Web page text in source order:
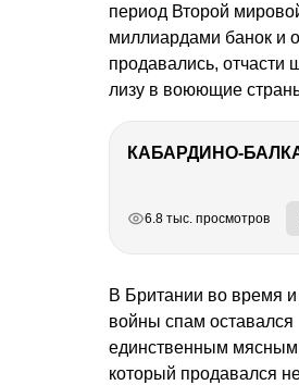
период Второй
миллиардами банок и
продавались, отчасти
лизу в воюющие
6.8 тыс. просмотров
В Британии во время и
войны спам оставался
единственным мясным
который продавался